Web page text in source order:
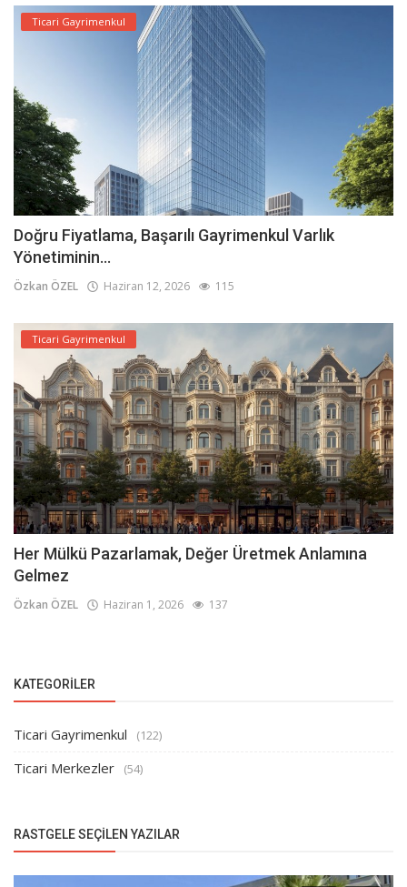
Ticari Gayrimenkul
Doğru Fiyatlama, Başarılı Gayrimenkul Varlık
Yönetiminin...
Özkan ÖZEL Haziran 12, 2026 115
Ticari Gayrimenkul
Her Mülkü Pazarlamak, Değer Üretmek Anlamına
Gelmez
Özkan ÖZEL Haziran 1, 2026 137
KATEGORILER
Ticari Gayrimenkul (122)
Ticari Merkezler (54)
RASTGELE SEÇILEN YAZILAR